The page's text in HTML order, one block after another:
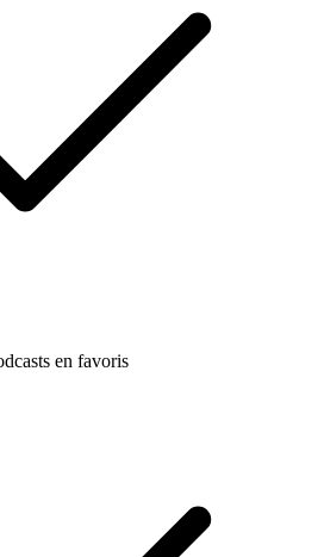
en favoris